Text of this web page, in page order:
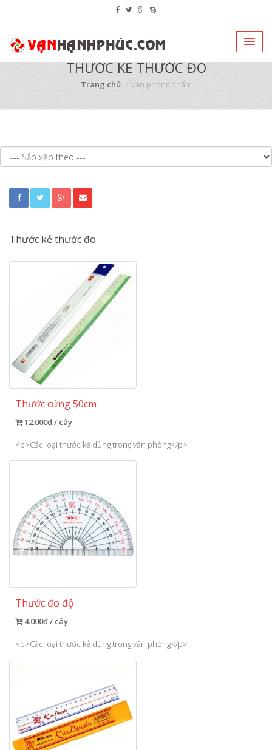
THƯỚC KẺ THƯỚC ĐO
Trang chủ Văn phòng phẩm
Thước kẻ thước đo
Thước cứng 50cm
12.000đ / cây
<p>Các loại thước kẻ dùng trong văn phòng</p>
Thước đo độ
4.000đ / cây
<p>Các loại thước kẻ dùng trong văn phòng</p>